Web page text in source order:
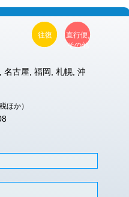
直行便,
その他
往復
古屋, 福岡, 札幌, 沖
ほか）